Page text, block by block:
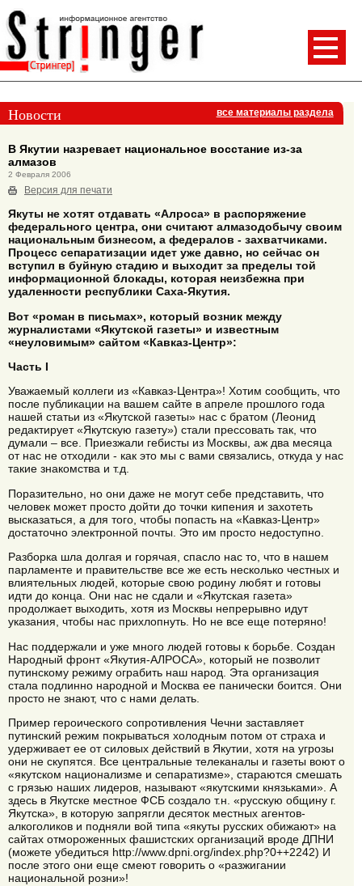
Новости все материалы раздела
В Якутии назревает национальное восстание из-за
алмазов
2 Февраля 2006
Версия для печати
Якуты не хотят отдавать «Алроса» в распоряжение
федерального центра, они считают алмазодобычу своим
национальным бизнесом, а федералов - захватчиками.
Процесс сепаратизации идет уже давно, но сейчас он
вступил в буйную стадию и выходит за пределы той
информационной блокады, которая неизбежна при
удаленности республики Саха-Якутия.
Вот «роман в письмах», который возник между
журналистами «Якутской газеты» и известным
«неуловимым» сайтом «Кавказ-Центр»:
Часть I
Уважаемый коллеги из «Кавказ-Центра»! Хотим сообщить, что
после публикации на вашем сайте в апреле прошлого года
нашей статьи из «Якутской газеты» нас с братом (Леонид
редактирует «Якутскую газету») стали прессовать так, что
думали – все. Приезжали гебисты из Москвы, аж два месяца
от нас не отходили - как это мы с вами связались, откуда у нас
такие знакомства и т.д.
Поразительно, но они даже не могут себе представить, что
человек может просто дойти до точки кипения и захотеть
высказаться, а для того, чтобы попасть на «Кавказ-Центр»
достаточно электронной почты. Это им просто недоступно.
Разборка шла долгая и горячая, спасло нас то, что в нашем
парламенте и правительстве все же есть несколько честных и
влиятельных людей, которые свою родину любят и готовы
идти до конца. Они нас не сдали и «Якутская газета»
продолжает выходить, хотя из Москвы непрерывно идут
указания, чтобы нас прихлопнуть. Но не все еще потеряно!
Нас поддержали и уже много людей готовы к борьбе. Создан
Народный фронт «Якутия-АЛРОСА», который не позволит
путинскому режиму ограбить наш народ. Эта организация
стала подлинно народной и Москва ее панически боится. Они
просто не знают, что с нами делать.
Пример героического сопротивления Чечни заставляет
путинский режим покрываться холодным потом от страха и
удерживает ее от силовых действий в Якутии, хотя на угрозы
они не скупятся. Все центральные телеканалы и газеты воют о
«якутском национализме и сепаратизме», стараются смешать
с грязью наших лидеров, называют «якутскими князьками». А
здесь в Якутске местное ФСБ создало т.н. «русскую общину г.
Якутска», в которую запрягли десяток местных агентов-
алкоголиков и подняли вой типа «якуты русских обижают» на
сайтах отмороженных фашистских организаций вроде ДПНИ
(можете убедиться http://www.dpni.org/index.php?0++2242) И
после этого они еще смеют говорить о «разжигании
национальной розни»!